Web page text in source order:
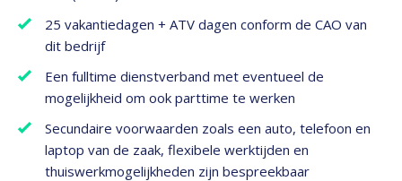
25 vakantiedagen + ATV dagen conform de CAO van
dit bedrijf
Een fulltime dienstverband met eventueel de
mogelijkheid om ook parttime te werken
Secundaire voorwaarden zoals een auto, telefoon en
laptop van de zaak, flexibele werktijden en
thuiswerkmogelijkheden zijn bespreekbaar